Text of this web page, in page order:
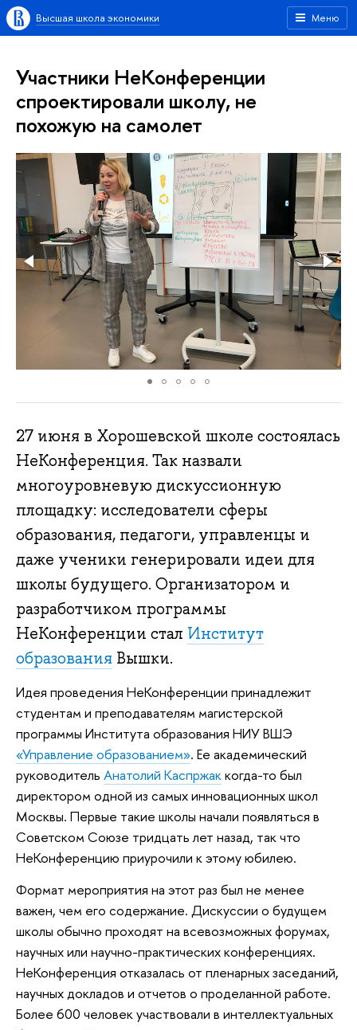
Меню
Высшая школа экономики
Участники НеКонференции
спроектировали школу, не
похожую на самолет
27 июня в Хорошевской школе состоялась
НеКонференция. Так назвали
многоуровневую дискуссионную
площадку: исследователи сферы
образования, педагоги, управленцы и
даже ученики генерировали идеи для
школы будущего. Организатором и
разработчиком программы
НеКонференции стал Институт
образования Вышки.
Идея проведения НеКонференции принадлежит
студентам и преподавателям магистерской
программы Института образования НИУ ВШЭ
«Управление образованием». Ее академический
руководитель Анатолий Каспржаккогда-то был
директором одной из самых инновационных школ
Москвы. Первые такие школы начали появляться в
Советском Союзе тридцать лет назад, так что
НеКонференцию приурочили к этому юбилею.
Формат мероприятия на этот раз был не менее
важен, чем его содержание. Дискуссии о будущем
школы обычно проходят на всевозможных форумах,
научных или научно-практических конференциях.
НеКонференция отказалась от пленарных заседаний,
научных докладов и отчетов о проделанной работе.
Более 600 человек участвовали в интеллектуальных